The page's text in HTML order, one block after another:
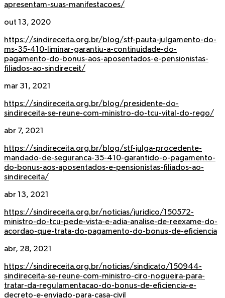
apresentam-suas-manifestacoes/
out 13, 2020
https://sindireceita.org.br/blog/stf-pauta-julgamento-do-
ms-35-410-liminar-garantiu-a-continuidade-do-
pagamento-do-bonus-aos-aposentados-e-pensionistas-
filiados-ao-sindireceit/
mar 31, 2021
https://sindireceita.org.br/blog/presidente-do-
sindireceita-se-reune-com-ministro-do-tcu-vital-do-rego/
abr 7, 2021
https://sindireceita.org.br/blog/stf-julga-procedente-
mandado-de-seguranca-35-410-garantido-o-pagamento-
do-bonus-aos-aposentados-e-pensionistas-filiados-ao-
sindireceita/
abr 13, 2021
https://sindireceita.org.br/noticias/juridico/150572-
ministro-do-tcu-pede-vista-e-adia-analise-de-reexame-do-
acordao-que-trata-do-pagamento-do-bonus-de-eficiencia
abr, 28, 2021
https://sindireceita.org.br/noticias/sindicato/150944-
sindireceita-se-reune-com-ministro-ciro-nogueira-para-
tratar-da-regulamentacao-do-bonus-de-eficiencia-e-
decreto-e-enviado-para-casa-civil